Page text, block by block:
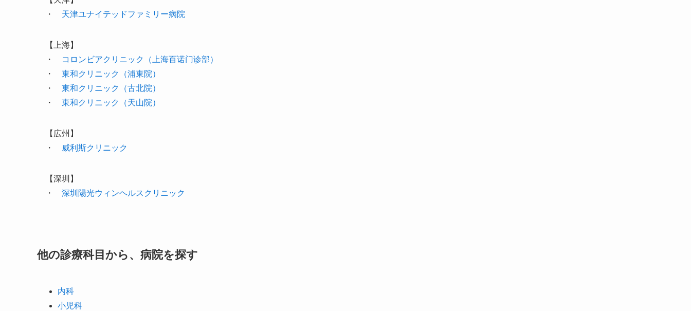
・ 天津ユナイテッドファミリー病院
【上海】
・
コロンビアクリニック（上海百诺门诊部）
・ 東和クリニック（浦東院）
・ 東和クリニック（古北院）
・ 東和クリニック（天山院）
【広州】
・
威利斯クリニック
【深圳】
・ 深圳陽光ウィンヘルスクリニック
他の診療科目から、病院を探す
内科
小児科